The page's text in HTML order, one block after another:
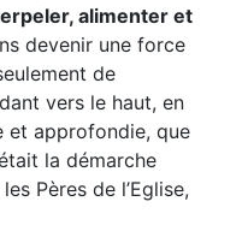
alimenter et
devenir une force
de
vers le haut, en
et approfondie, que
la démarche
Pères de l’Eglise,